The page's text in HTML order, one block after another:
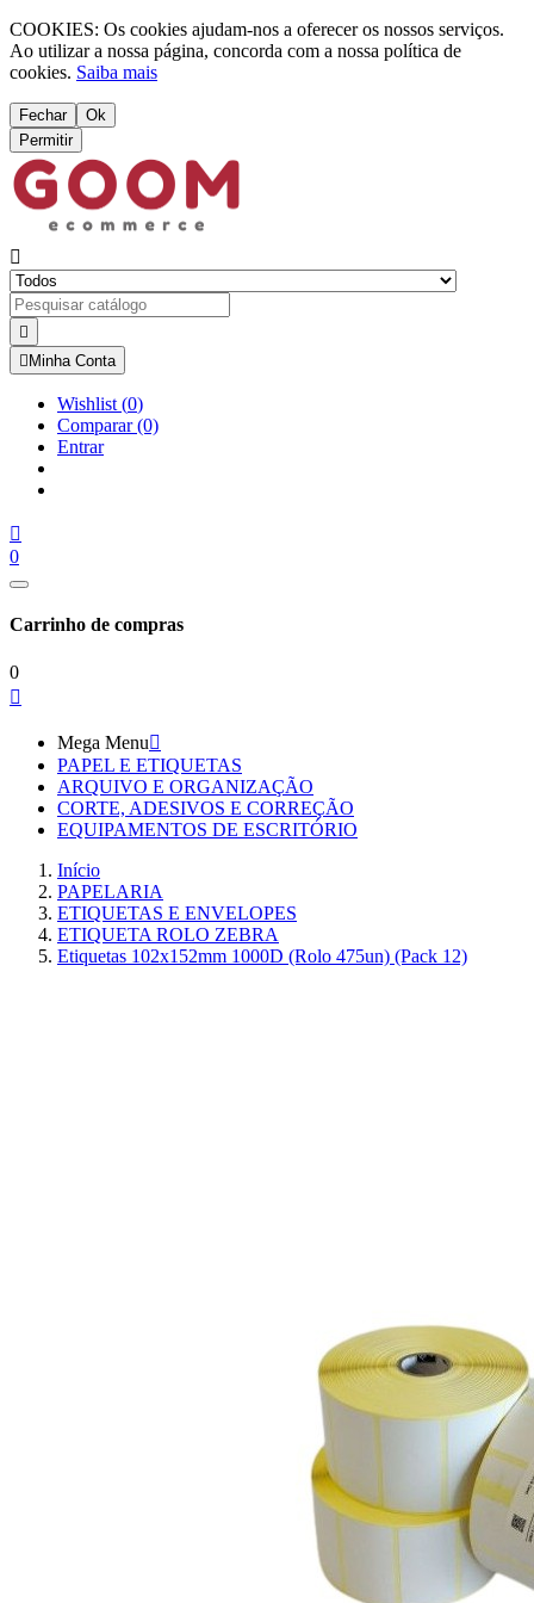
COOKIES: Os cookies ajudam-nos a oferecer os nossos serviços.
Ao utilizar a nossa página, concorda com a nossa política de
cookies. Saiba mais
Fechar
Ok
Permitir


 Minha Conta
Wishlist (0)
Comparar(0)
Entrar

0
Carrinho de compras
0

Mega Menu
PAPEL E ETIQUETAS
ARQUIVO E ORGANIZAÇÃO
CORTE, ADESIVOS E CORREÇÃO
EQUIPAMENTOS DE ESCRITÓRIO
Início
PAPELARIA
ETIQUETAS E ENVELOPES
ETIQUETA ROLO ZEBRA
Etiquetas 102x152mm 1000D (Rolo 475un) (Pack 12)